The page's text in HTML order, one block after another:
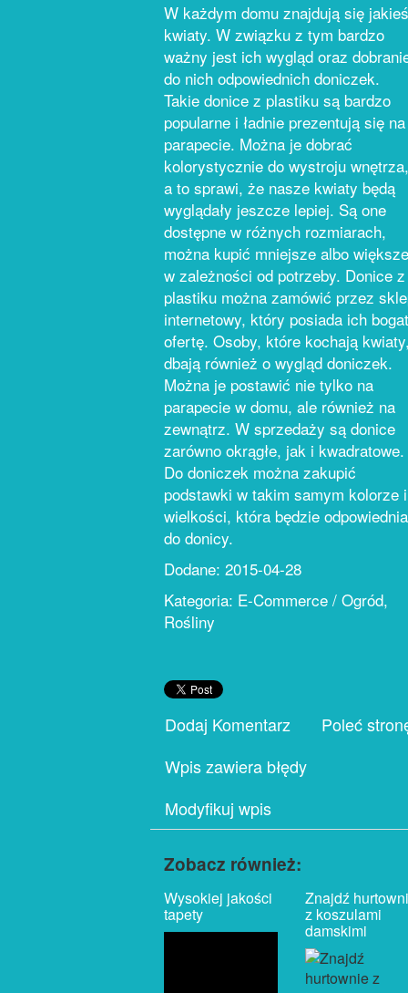
W każdym domu znajdują się jakieś
kwiaty. W związku z tym bardzo
ważny jest ich wygląd oraz
do nich odpowiednich doniczek.
Takie donice z plastiku są bardzo
popularne i ładnie prezentują się na
parapecie. Można je dobrać
kolorystycznie do wystroju wnętrza,
a to sprawi, że nasze kwiaty będą
wyglądały jeszcze lepiej. Są one
dostępne w różnych rozmiarach,
można kupić mniejsze albo
w zależności od potrzeby. Donice z
plastiku można zamówić przez
internetowy, który posiada ich
ofertę. Osoby, które kochają
dbają również o wygląd doniczek.
Można je postawić nie tylko na
parapecie w domu, ale również na
zewnątrz. W sprzedaży są donice
zarówno okrągłe, jak i kwadratowe.
Do doniczek można zakupić
podstawki w takim samym kolorze i
wielkości, która będzie odpowiednia
do donicy.
Dodane: 2015-04-28
Kategoria: E-Commerce / Ogród,
Rośliny
Dodaj Komentarz
Poleć
Wpis zawiera błędy
Modyfikuj wpis
Zobacz również:
Wysokiej jakości
tapety
Znajdź
z koszulami
damskimi